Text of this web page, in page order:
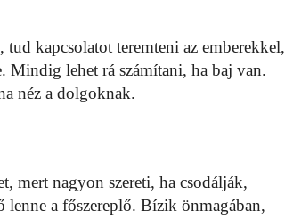
tud kapcsolatot teremteni az emberekkel,
Mindig lehet rá számítani, ha baj van.
néz a dolgoknak.
mert nagyon szereti, ha csodálják,
a főszereplő. Bízik önmagában,